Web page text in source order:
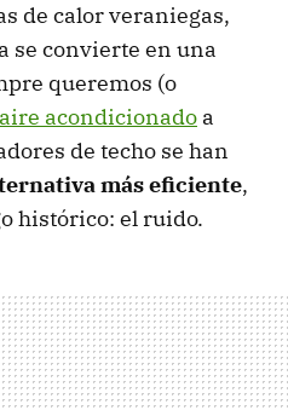
de calor veraniegas,
se convierte en una
queremos (o
aire acondicionado a
de techo se han
más eficiente,
histórico: el ruido.